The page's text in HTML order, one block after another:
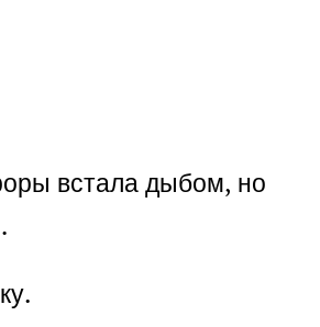
встала дыбом, но